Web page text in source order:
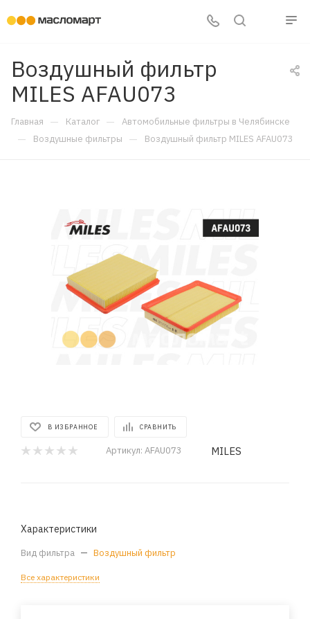
Воздушный фильтр
MILES AFAU073
Главная — Каталог — Автомобильные фильтры в Челябинске
— Воздушные фильтры — Воздушный фильтр MILES AFAU073
В ИЗБРАННОЕ СРАВНИТЬ
Артикул: AFAU073 MILES
Характеристики
Вид фильтра — Воздушный фильтр
Все характеристики